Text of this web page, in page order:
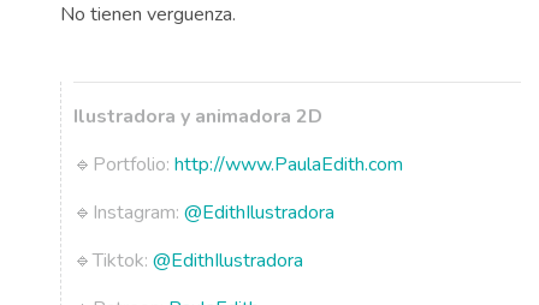
No tienen verguenza.
Ilustradora y animadora 2D
🔹Portfolio: http://www.PaulaEdith.com
🔹Instagram: @EdithIlustradora
🔹Tiktok: @EdithIlustradora